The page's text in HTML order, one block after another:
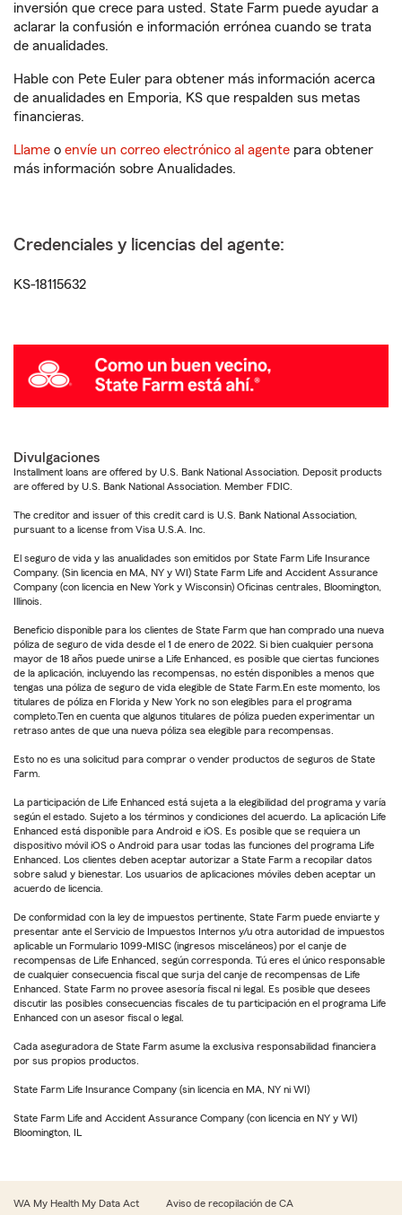
inversión que crece para usted. State Farm puede ayudar a
aclarar la confusión e información errónea cuando se trata
de anualidades.
Hable con Pete Euler para obtener más información acerca
de anualidades en Emporia, KS que respalden sus metas
financieras.
Llame o envíe un correo electrónico al agente para obtener
más información sobre Anualidades.
Credenciales y licencias del agente:
KS-18115632
Divulgaciones
Installment loans are offered by U.S. Bank National Association. Deposit products
are offered by U.S. Bank National Association. Member FDIC.
The creditor and issuer of this credit card is U.S. Bank National Association,
pursuant to a license from Visa U.S.A. Inc.
El seguro de vida y las anualidades son emitidos por State Farm Life Insurance
Company. (Sin licencia en MA, NY y WI) State Farm Life and Accident Assurance
Company (con licencia en New York y Wisconsin) Oficinas centrales, Bloomington,
Illinois.
Beneficio disponible para los clientes de State Farm que han comprado una nueva
póliza de seguro de vida desde el 1 de enero de 2022. Si bien cualquier persona
mayor de 18 años puede unirse a Life Enhanced, es posible que ciertas funciones
de la aplicación, incluyendo las recompensas, no estén disponibles a menos que
tengas una póliza de seguro de vida elegible de State Farm.En este momento, los
titulares de póliza en Florida y New York no son elegibles para el programa
completo.Ten en cuenta que algunos titulares de póliza pueden experimentar un
retraso antes de que una nueva póliza sea elegible para recompensas.
Esto no es una solicitud para comprar o vender productos de seguros de State
Farm.
La participación de Life Enhanced está sujeta a la elegibilidad del programa y varía
según el estado. Sujeto a los términos y condiciones del acuerdo. La aplicación Life
Enhanced está disponible para Android e iOS. Es posible que se requiera un
dispositivo móvil iOS o Android para usar todas las funciones del programa Life
Enhanced. Los clientes deben aceptar autorizar a State Farm a recopilar datos
sobre salud y bienestar. Los usuarios de aplicaciones móviles deben aceptar un
acuerdo de licencia.
De conformidad con la ley de impuestos pertinente, State Farm puede enviarte y
presentar ante el Servicio de Impuestos Internos y/u otra autoridad de impuestos
aplicable un Formulario 1099-MISC (ingresos misceláneos) por el canje de
recompensas de Life Enhanced, según corresponda. Tú eres el único responsable
de cualquier consecuencia fiscal que surja del canje de recompensas de Life
Enhanced. State Farm no provee asesoría fiscal ni legal. Es posible que desees
discutir las posibles consecuencias fiscales de tu participación en el programa Life
Enhanced con un asesor fiscal o legal.
Cada aseguradora de State Farm asume la exclusiva responsabilidad financiera
por sus propios productos.
State Farm Life Insurance Company (sin licencia en MA, NY ni WI)
State Farm Life and Accident Assurance Company (con licencia en NY y WI)
Bloomington, IL
WA My Health My Data Act
Aviso de recopilación de CA